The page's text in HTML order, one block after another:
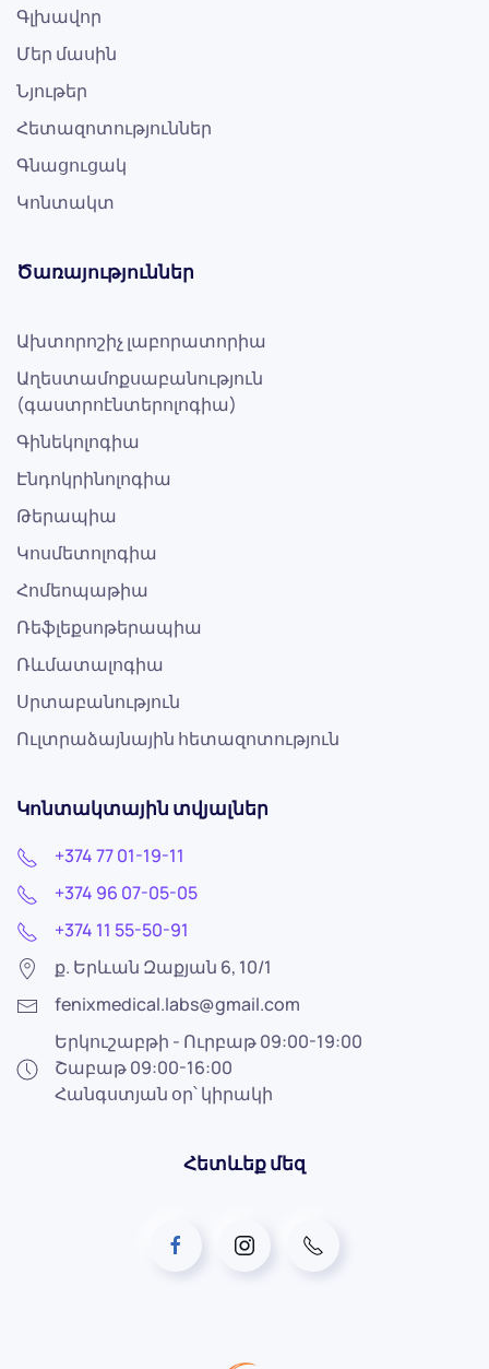
Գլխավոր
Մեր մասին
Նյութեր
Հետազոտություններ
Գնացուցակ
Կոնտակտ
Ծառայություններ
Ախտորոշիչ լաբորատորիա
Աղեստամոքսաբանություն
(գաստրոէնտերոլոգիա)
Գինեկոլոգիա
Էնդոկրինոլոգիա
Թերապիա
Կոսմետոլոգիա
Հոմեոպաթիա
Ռեֆլեքսոթերապիա
Ռևմատալոգիա
Սրտաբանություն
Ուլտրաձայնային հետազոտություն
Կոնտակտային տվյալներ
+374 77 01-19-11
+374 96 07-05-05
+374 11 55-50-91
ք. Երևան Զաքյան 6, 10/1
fenixmedical.labs@gmail.com
Երկուշաբթի - Ուրբաթ 09:00-19:00
Շաբաթ 09:00-16:00
Հանգստյան օր՝ կիրակի
Հետևեք մեզ